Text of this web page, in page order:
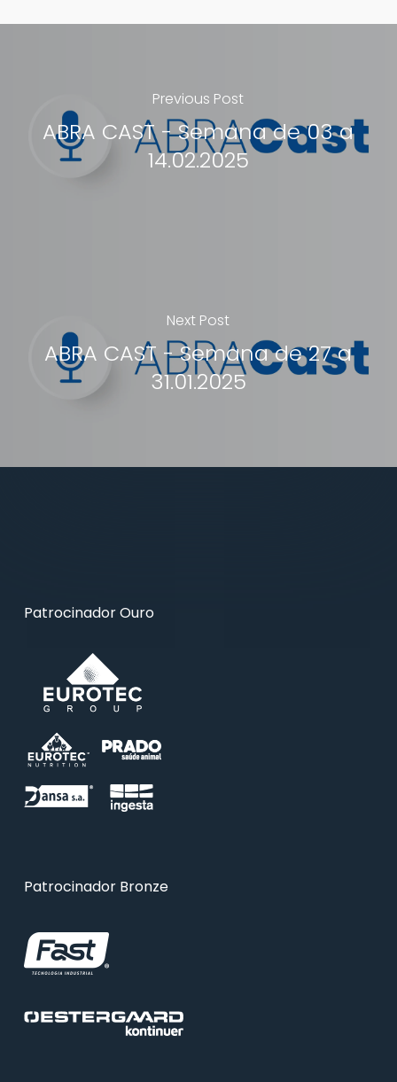
Previous Post
ABRA CAST - Semana de 03 a
14.02.2025
Next Post
ABRA CAST - Semana de 27 a
31.01.2025
Patrocinador Ouro
Patrocinador Bronze